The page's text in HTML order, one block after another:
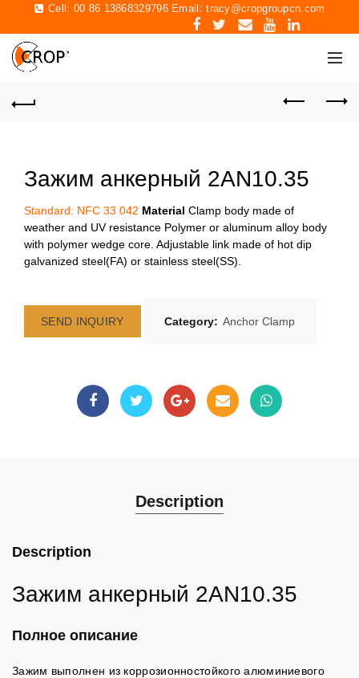
Cell: 00 86 13868329796 Email:tracy@cropgroupcn.com
Зажим анкерный 2AN10.35
Standard: NFC 33 042 Material Clamp body made of
weather and UV resistance Polymer or aluminum alloy body
with polymer wedge core. Adjustable link made of hot dip
galvanized steel(FA) or stainless steel(SS).
SEND INQUIRY Category: Anchor Clamp
Description
Description
Зажим анкерный 2AN10.35
Полное описание
Зажим выполнен из коррозионностойкого алюминиевого